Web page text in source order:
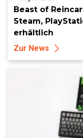
Beast of
Steam,
erhältlich
Zur News